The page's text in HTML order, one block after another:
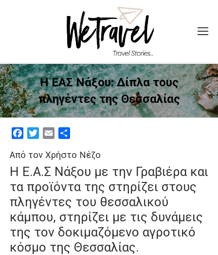
Η ΕΑΣ Νάξου: Δίπλα τους
πληγέντες της Θεσσαλίας
FacebookTwitterEmail
Από τον Χρήστο Νέζο
Η Ε.Α.Σ Νάξου με την Γραβιέρα και
τα προϊόντα της στηρίζει στους
πληγέντες του θεσσαλικού
κάμπου, στηρίζει με τις δυνάμεις
της τον δοκιμαζόμενο αγροτικό
κόσμο της Θεσσαλίας.